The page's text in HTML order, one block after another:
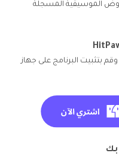
الموسيقية المسجلة
قم بزيارة الموقع الرسمي لـ HitPaw VikPea وقم بتثبيت البرنامج على جهاز